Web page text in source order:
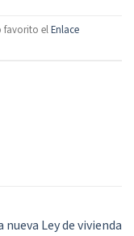
favorito elEnlace
nueva Ley de vivienda